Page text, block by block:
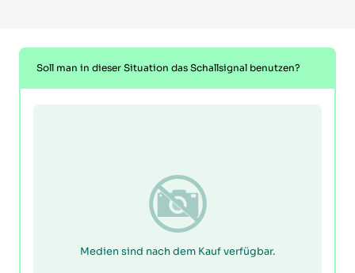
Soll man in dieser Situation das Schallsignal benutzen?
Medien sind nach dem Kauf verfügbar.